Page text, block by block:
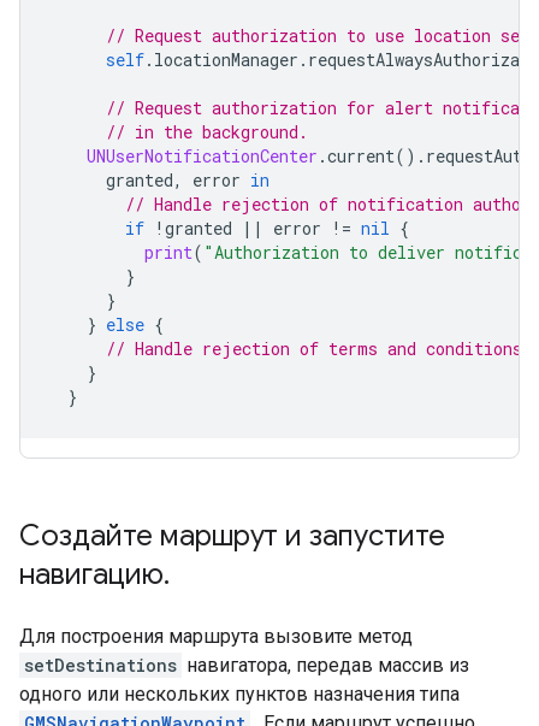
// Request authorization to use location
self. locationManager .
// Request authorization for alert
// in the background.
UNUserNotificationCenter .current().
granted, error in
// Handle rejection of notification
if ! granted || error != nil {
print( "Authorization to deliver
}
}
} else {
// Handle rejection of terms and conditions.
}
}
Создайте маршрут и запустите
навигацию.
Для построения маршрута вызовите метод
setDestinations навигатора, передав массив из
одного или нескольких пунктов назначения типа